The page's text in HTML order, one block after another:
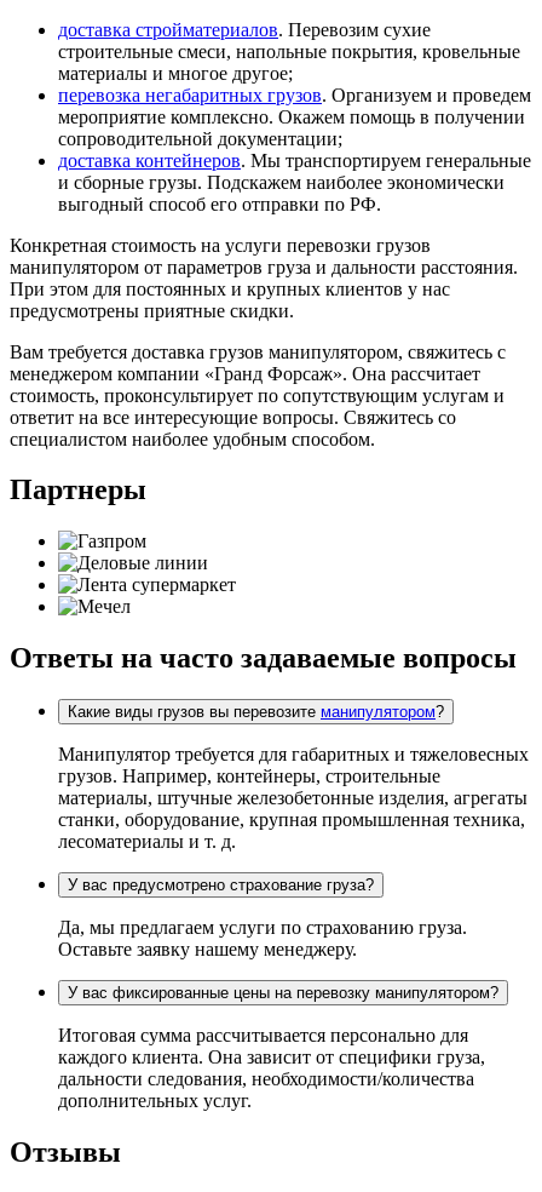
доставка стройматериалов. Перевозим сухие
строительные смеси, напольные покрытия, кровельные
материалы и многое другое;
перевозка негабаритных грузов. Организуем и проведем
мероприятие комплексно. Окажем помощь в получении
сопроводительной документации;
доставка контейнеров. Мы транспортируем генеральные
и сборные грузы. Подскажем наиболее экономически
выгодный способ его отправки по РФ.
Конкретная стоимость на услуги перевозки грузов
манипулятором от параметров груза и дальности расстояния.
При этом для постоянных и крупных клиентов у нас
предусмотрены приятные скидки.
Вам требуется доставка грузов манипулятором, свяжитесь с
менеджером компании «Гранд Форсаж». Она рассчитает
стоимость, проконсультирует по сопутствующим услугам и
ответит на все интересующие вопросы. Свяжитесь со
специалистом наиболее удобным способом.
Партнеры
Ответы на часто задаваемые вопросы
Какие виды грузов вы перевозите манипулятором?
Манипулятор требуется для габаритных и тяжеловесных
грузов. Например, контейнеры, строительные
материалы, штучные железобетонные изделия, агрегаты
станки, оборудование, крупная промышленная техника,
лесоматериалы и т. д.
У вас предусмотрено страхование груза?
Да, мы предлагаем услуги по страхованию груза.
Оставьте заявку нашему менеджеру.
У вас фиксированные цены на перевозку манипулятором?
Итоговая сумма рассчитывается персонально для
каждого клиента. Она зависит от специфики груза,
дальности следования, необходимости/количества
дополнительных услуг.
Отзывы